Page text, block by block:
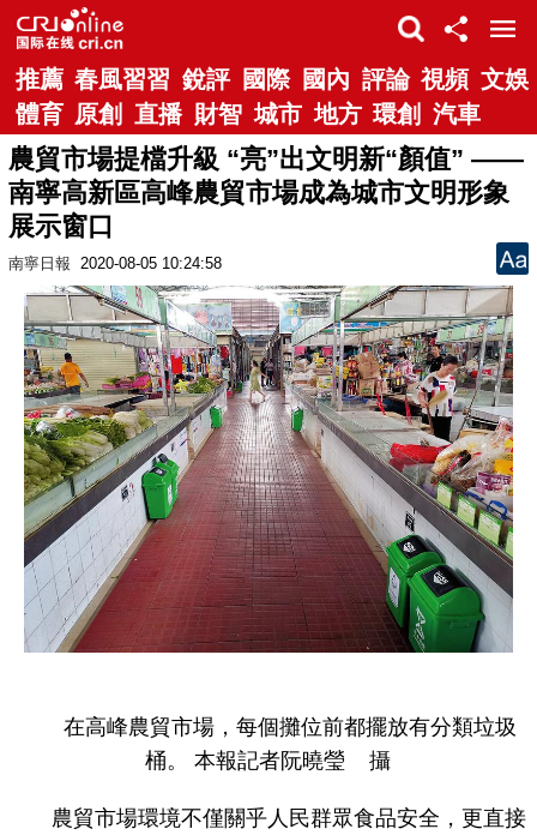
推薦 春風習習 銳評 國際 國內 評論 視頻 文娛
體育 原創 直播 財智 城市 地方 環創 汽車
農貿市場提檔升級 “亮”出文明新“顏值” ——
南寧高新區高峰農貿市場成為城市文明形象
展示窗口
南寧日報 2020-08-05 10:24:58
在高峰農貿市場，每個攤位前都擺放有分類垃圾
桶。 本報記者阮曉瑩 攝
農貿市場環境不僅關乎人民群眾食品安全，更直接